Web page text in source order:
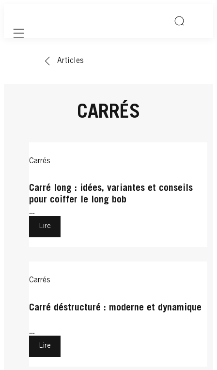
Mobile navigation
Articles
CARRÉS
Carrés
Carré long : idées, variantes et conseils
pour coiffer le long bob
...
Lire
Carrés
Carré déstructuré : moderne et dynamique
...
Lire